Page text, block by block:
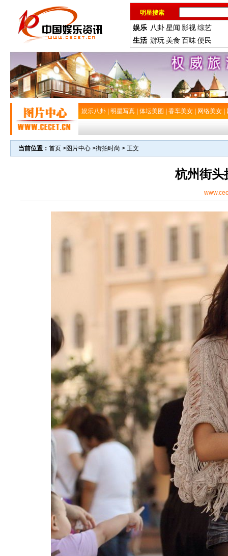
明星搜索
娱乐 八卦星闻 影视综艺
生活 游玩 美食 百味便民
娱乐八卦 明星写真 体坛美图 香车美女 网络美女
当前位置： 首页 >图片中心 >街拍时尚 > 正文
杭州街头